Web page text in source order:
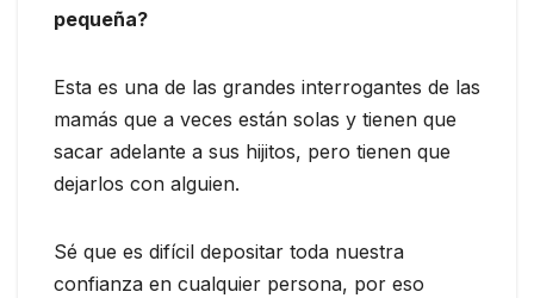
pequeña?
Esta es una de las grandes interrogantes de las
mamás que a veces están solas y tienen que
sacar adelante a sus hijitos, pero tienen que
dejarlos con alguien.
Sé que es difícil depositar toda nuestra
confianza en cualquier persona, por eso